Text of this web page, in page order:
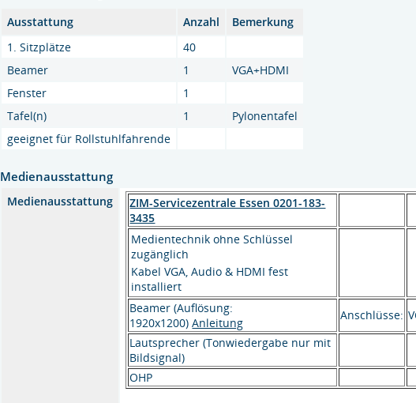
Ausstattung Anzahl
Bemerkung
1. Sitzplätze
40
Beamer
1
VGA+HDMI
Fenster
1
Tafel(n)
1
Pylonentafel
geeignet für Rollstuhlfahrende
Medienausstattung
Medienausstattung
ZIM-Servicezentrale Essen 0201-183-
3435
Medientechnik ohne Schlüssel
zugänglich
Kabel VGA, Audio & HDMI fest
installiert
Beamer (Auflösung:
1920x1200)Anleitung
Anschlüsse:
Lautsprecher (Tonwiedergabe nur mit
Bildsignal)
OHP